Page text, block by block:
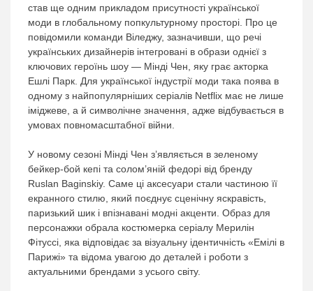
став ще одним прикладом присутності української
моди в глобальному попкультурному просторі. Про це
повідомили команди Віледжу, зазначивши, що речі
українських дизайнерів інтегровані в образи однієї з
ключових героїнь шоу — Мінді Чен, яку грає акторка
Ешлі Парк. Для української індустрії моди така поява в
одному з найпопулярніших серіалів Netflix має не лише
іміджеве, а й символічне значення, адже відбувається в
умовах повномасштабної війни.
У новому сезоні Мінді Чен з’являється в зеленому
бейкер-бой кепі та солом’яній федорі від бренду
Ruslan Baginskiy. Саме ці аксесуари стали частиною її
екранного стилю, який поєднує сценічну яскравість,
паризький шик і впізнавані модні акценти. Образ для
персонажки обрала костюмерка серіалу Мерилін
Фітуссі, яка відповідає за візуальну ідентичність «Емілі в
Парижі» та відома увагою до деталей і роботи з
актуальними брендами з усього світу.